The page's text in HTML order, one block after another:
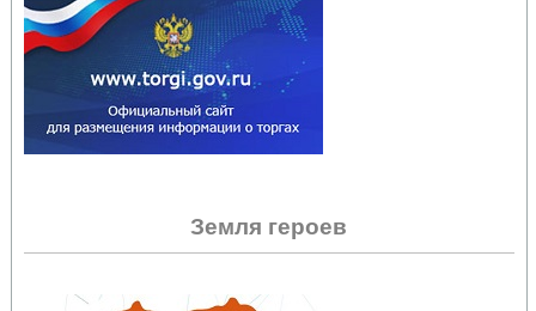
Земля героев